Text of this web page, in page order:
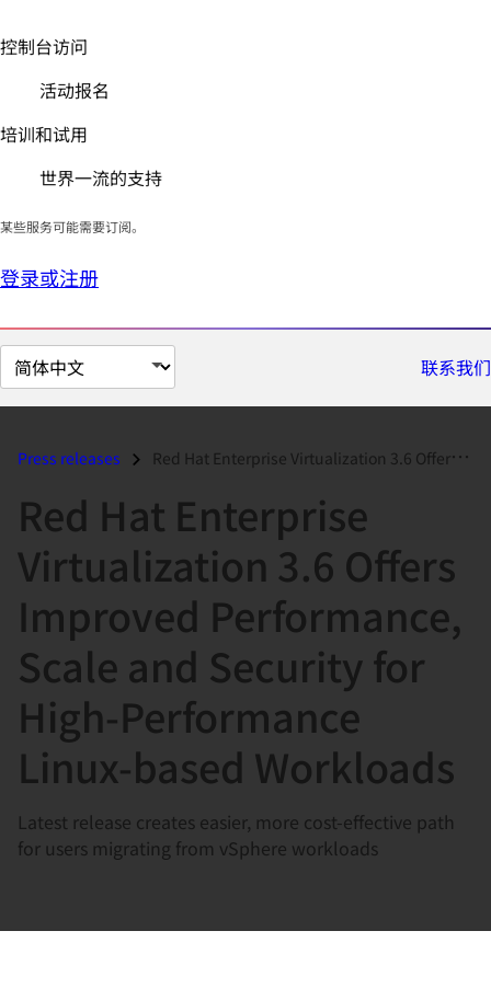
控制台访问
活动报名
培训和试用
世界一流的支持
某些服务可能需要订阅。
登录或注册
切
换
面
联系我们
Press releases Red Hat Enterprise Virtualization 3.6 Offers Improved Performance, Sca...
Red Hat Enterprise
Virtualization 3.6 Offers
Improved Performance,
Scale and Security for
High-Performance
Linux-based Workloads
Latest release creates easier, more cost-effective path
for users migrating from vSphere workloads